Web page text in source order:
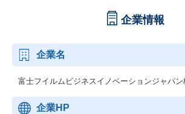
企業情報
企業名
富士フイルムビジネスイノベーションジャパン
企業HP